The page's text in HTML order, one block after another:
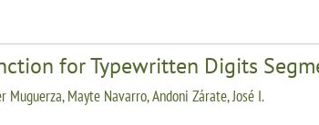
for Typewritten Digits
Muguerza, Mayte Navarro, Andoni Zárate, José I.